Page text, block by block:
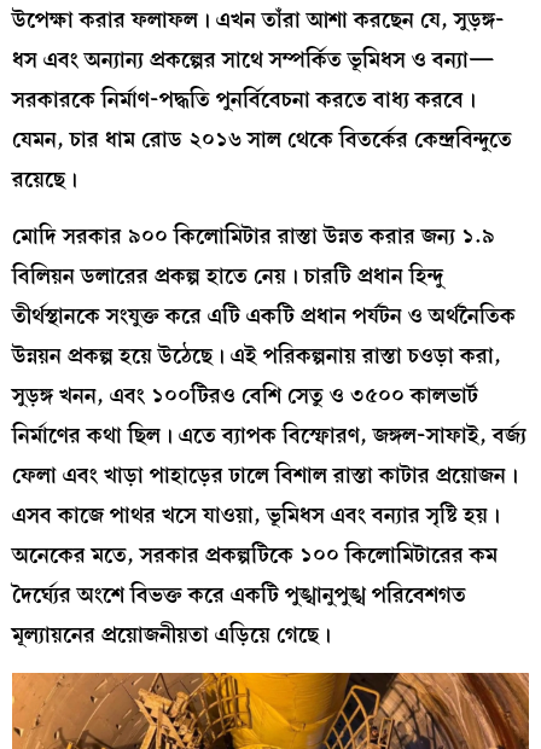
উপেক্ষা করার ফলাফল। এখন তাঁরা আশা করছেন যে, সুড়ঙ্গ-
ধস এবং অন্যান্য প্রকল্পের সাথে সম্পর্কিত ভূমিধস ও বন্যা—
সরকারকে নির্মাণ-পদ্ধতি পুনর্বিবেচনা করতে বাধ্য করবে।
যেমন, চার ধাম রোড ২০১৬ সাল থেকে বিতর্কের কেন্দ্রবিন্দুতে
রয়েছে।
মোদি সরকার ৯০০ কিলোমিটার রাস্তা উন্নত করার জন্য ১.৯
বিলিয়ন ডলারের প্রকল্প হাতে নেয়। চারটি প্রধান হিন্দু
তীর্থস্থানকে সংযুক্ত করে এটি একটি প্রধান পর্যটন ও অর্থনৈতিক
উন্নয়ন প্রকল্প হয়ে উঠেছে। এই পরিকল্পনায় রাস্তা চওড়া করা,
সুড়ঙ্গ খনন, এবং ১০০টিরও বেশি সেতু ও ৩৫০০ কালভার্ট
নির্মাণের কথা ছিল। এতে ব্যাপক বিস্ফোরণ, জঙ্গল-সাফাই, বর্জ্য
ফেলা এবং খাড়া পাহাড়ের ঢালে বিশাল রাস্তা কাটার প্রয়োজন।
এসব কাজে পাথর খসে যাওয়া, ভূমিধস এবং বন্যার সৃষ্টি হয়।
অনেকের মতে, সরকার প্রকল্পটিকে ১০০ কিলোমিটারের কম
দৈর্ঘ্যের অংশে বিভক্ত করে একটি পুঙ্খানুপুঙ্খ পরিবেশগত
মূল্যায়নের প্রয়োজনীয়তা এড়িয়ে গেছে।